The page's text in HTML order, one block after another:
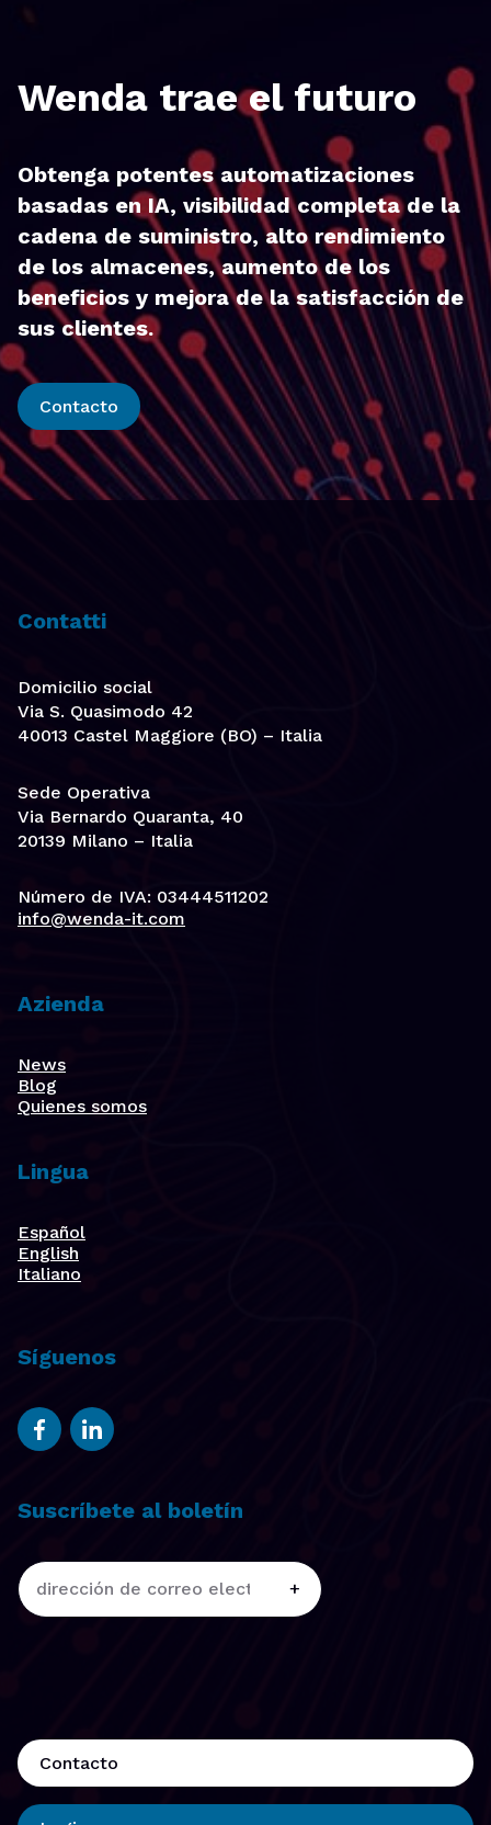
Wenda trae el futuro
Obtenga potentes automatizaciones
basadas en IA, visibilidad completa de la
cadena de suministro, alto rendimiento
de los almacenes, aumento de los
beneficios y mejora de la satisfacción de
sus clientes.
Contacto
Contatti
Domicilio social
Via S. Quasimodo 42
40013 Castel Maggiore (BO) – Italia
Sede Operativa
Via Bernardo Quaranta, 40
20139 Milano – Italia
Número de IVA: 03444511202
info@wenda-it.com
Azienda
News
Blog
Quienes somos
Lingua
Español
English
Italiano
Síguenos
Suscríbete al boletín
Contacto